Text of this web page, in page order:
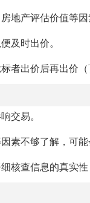
产评估价值等
及时出价。
者出价后再出价（
交易。
素不够了解，可能
核查信息的真实性